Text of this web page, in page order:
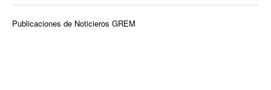
Publicaciones de Noticieros GREM